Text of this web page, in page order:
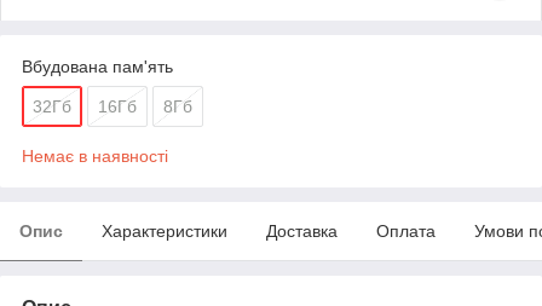
Вбудована пам'ять
32Гб 16Гб 8Гб
Немає в наявності
Опис Характеристики Доставка Оплата Умови